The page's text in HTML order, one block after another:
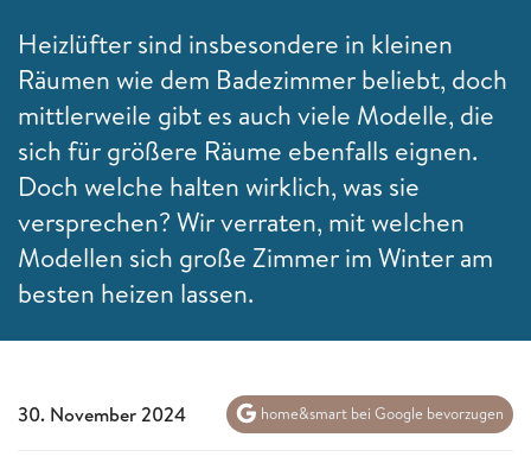
Heizlüfter sind insbesondere in kleinen
Räumen wie dem Badezimmer beliebt, doch
mittlerweile gibt es auch viele Modelle, die
sich für größere Räume ebenfalls eignen.
Doch welche halten wirklich, was sie
versprechen? Wir verraten, mit welchen
Modellen sich große Zimmer im Winter am
besten heizen lassen.
30. November 2024 home&smart bei Google bevorzugen